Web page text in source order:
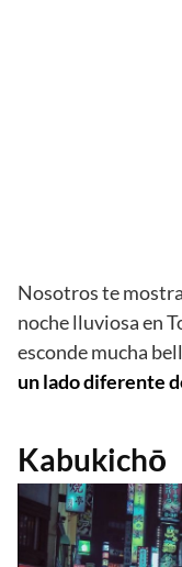
Nosotros te
noche lluviosa en
esconde mucha
un lado diferente
Kabukichō